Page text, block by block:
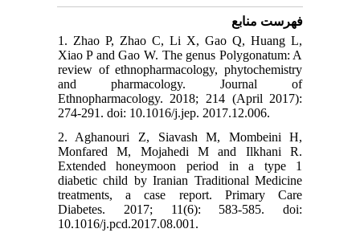
فهرست منابع
1. Zhao P, Zhao C, Li X, Gao Q, Huang L,
Xiao P and Gao W. The genus Polygonatum: A
review of ethnopharmacology, phytochemistry
and pharmacology. Journal of
Ethnopharmacology. 2018; 214 (April 2017):
274-291. doi: 10.1016/j.jep. 2017.12.006.
2. Aghanouri Z, Siavash M, Mombeini H,
Monfared M, Mojahedi M and Ilkhani R.
Extended honeymoon period in a type 1
diabetic child by Iranian Traditional Medicine
treatments, a case report. Primary Care
Diabetes. 2017; 11(6): 583-585. doi:
10.1016/j.pcd.2017.08.001.